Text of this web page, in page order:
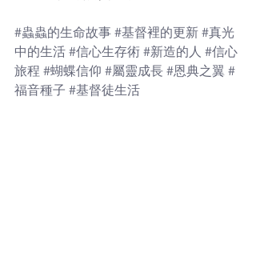
#蟲蟲的生命故事 #基督裡的更新 #真光
中的生活 #信心生存術 #新造的人 #信心
旅程 #蝴蝶信仰 #屬靈成長 #恩典之翼 #
福音種子 #基督徒生活